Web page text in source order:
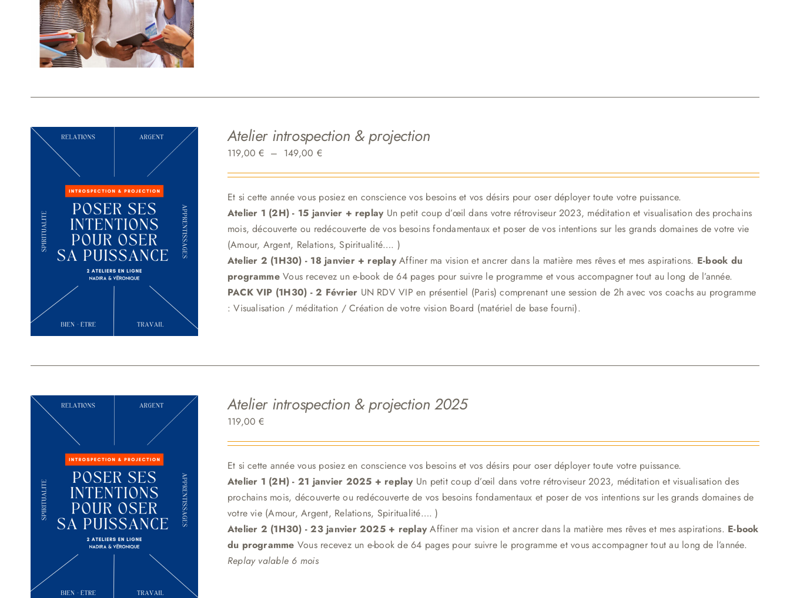
Atelier introspection & projection
119,00€ – 149,00 €Plage
119,00 €
à
149,00 €
Et si cette année vous posiez en conscience vos besoins et vos désirs pour oser déployer toute votre puissance.
Atelier 1 (2H) - 15 janvier + replay Un petit coup d’œil dans votre rétroviseur 2023, méditation et visualisation des prochains
mois, découverte ou redécouverte de vos besoins fondamentaux et poser de vos intentions sur les grands domaines de votre vie
(Amour, Argent, Relations, Spiritualité…. )
Atelier 2 (1H30) - 18 janvier + replay Affiner ma vision et ancrer dans la matière mes rêves et mes aspirations. E-book du
programmeVous recevez un e-book de 64 pages pour suivre le programme et vous accompagner tout au long de l’année.
PACK VIP (1H30) - 2 Février UN RDV VIP en présentiel (Paris) comprenant une session de 2h avec vos coachs au programme
: Visualisation / méditation / Création de votre vision Board (matériel de base fourni).
Atelier introspection & projection 2025
119,00€
Et si cette année vous posiez en conscience vos besoins et vos désirs pour oser déployer toute votre puissance.
Atelier 1 (2H) - 21 janvier 2025 + replay Un petit coup d’œil dans votre rétroviseur 2023, méditation et visualisation des
prochains mois, découverte ou redécouverte de vos besoins fondamentaux et poser de vos intentions sur les grands domaines de
votre vie (Amour, Argent, Relations, Spiritualité…. )
Atelier 2 (1H30) - 23 janvier 2025 + replay Affiner ma vision et ancrer dans la matière mes rêves et mes aspirations. E-book
du programme Vous recevez un e-book de 64 pages pour suivre le programme et vous accompagner tout au long de l’année.
Replay valable 6 mois